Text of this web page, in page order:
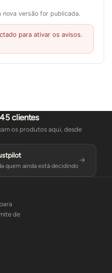
nova versão for publicada.
para ativar os avisos.
clientes
os produtos aqui, desde
quem ainda está decidindo
de